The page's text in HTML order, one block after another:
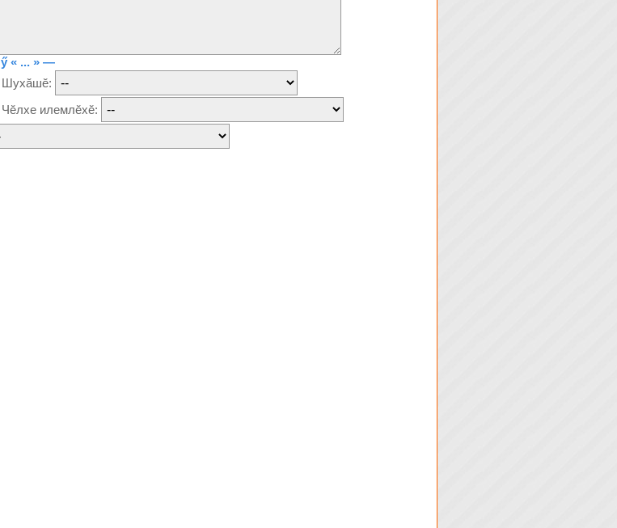
ӳ « ... » —
Шухăшĕ:
Чĕлхе илемлĕхĕ: